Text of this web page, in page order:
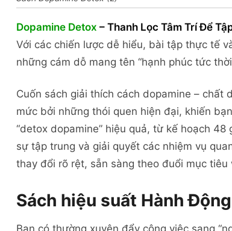
Dopamine Detox – Thanh Lọc Tâm Trí Để
Với các chiến lược dễ hiểu, bài tập thực tế
những cám dỗ mang tên “hạnh phúc tức
Cuốn sách giải thích cách dopamine – chất
mức bởi những thói quen hiện đại, khiến
“detox dopamine” hiệu quả, từ kế hoạch
sự tập trung và giải quyết các nhiệm vụ
thay đổi rõ rệt, sẵn sàng theo đuổi mục
Sách hiệu suất Hành